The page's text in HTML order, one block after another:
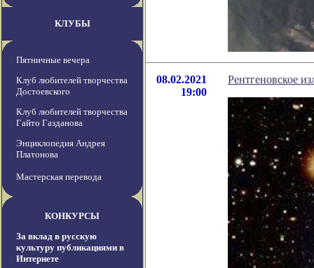
КЛУБЫ
Пятничные вечера
Клуб любителей творчества
Достоевского
Клуб любителей творчества
Гайто Газданова
Энциклопедия Андрея
Платонова
Мастерская перевода
КОНКУРСЫ
За вклад в русскую
культуру публикациями в
Интернете
08.02.2021
19:00
Рентгеновское